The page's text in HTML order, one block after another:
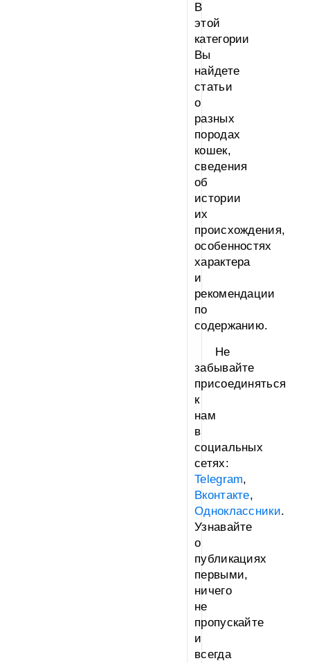
В
этой
категории
Вы
найдете
статьи
о
разных
породах
кошек,
сведения
об
истории
их
происхождения,
особенностях
характера
и
рекомендации
по
содержанию.
Не
забывайте
присоединяться
к
нам
в
социальных
сетях:
Telegram,
Вконтакте,
Одноклассники.
Узнавайте
о
публикациях
первыми,
ничего
не
пропускайте
и
всегда